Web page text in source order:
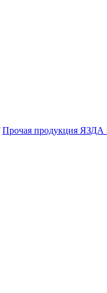
Прочая продукция ЯЗДА